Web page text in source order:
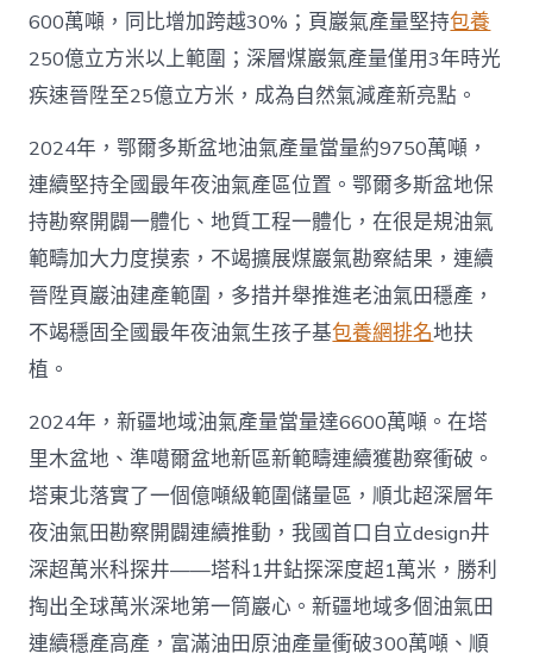
600萬噸，同比增加跨越30%；頁巖氣產量堅持包養
250億立方米以上範圍；深層煤巖氣產量僅用3年時光
疾速晉陞至25億立方米，成為自然氣減產新亮點。
2024年，鄂爾多斯盆地油氣產量當量約9750萬噸，
連續堅持全國最年夜油氣產區位置。鄂爾多斯盆地保
持勘察開闢一體化、地質工程一體化，在很是規油氣
範疇加大力度摸索，不竭擴展煤巖氣勘察結果，連續
晉陞頁巖油建產範圍，多措并舉推進老油氣田穩產，
不竭穩固全國最年夜油氣生孩子基包養網排名地扶
植。
2024年，新疆地域油氣產量當量達6600萬噸。在塔
里木盆地、準噶爾盆地新區新範疇連續獲勘察衝破。
塔東北落實了一個億噸級範圍儲量區，順北超深層年
夜油氣田勘察開闢連續推動，我國首口自立design井
深超萬米科探井——塔科1井鉆探深度超1萬米，勝利
掏出全球萬米深地第一筒巖心。新疆地域多個油氣田
連續穩產高產，富滿油田原油產量衝破300萬噸、順